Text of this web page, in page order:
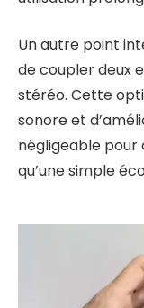
Un autre point
de coupler deux
stéréo. Cette
sonore et
négligeable pour
qu’une simple